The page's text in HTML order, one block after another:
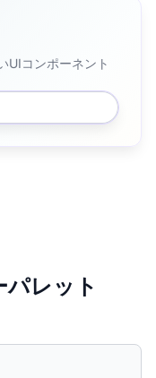
UIコンポーネント
レット